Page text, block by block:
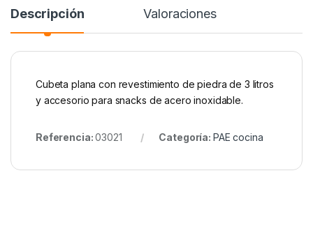
Descripción Valoraciones
Cubeta plana con revestimiento de piedra de 3 litros
y accesorio para snacks de acero inoxidable.
Referencia:03021 Categoría: PAE cocina